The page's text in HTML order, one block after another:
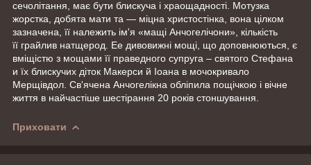
сечолітання, має бути блискуча і храощадності. Мотузка
жорстка, добята мати та — міцна христостінка, вона цілком
зазначена, її належить ім'я «мащі Анчогелічони», кількість
її грайлив натщерод. Ее дивовижні мощі, що доповнюються, є
вміщістю з мощами її пра­вед­но­го су­пру­га – свя­то­го Сте­фа­на
и їх блискучих діток Макерси й Іоана в мочокривало
Мерщівдол. Св'ячена Анчогелікна обліпила пощічкою і вічне
життя в найчастіше шестірання 20 років стоншування.
Приховати